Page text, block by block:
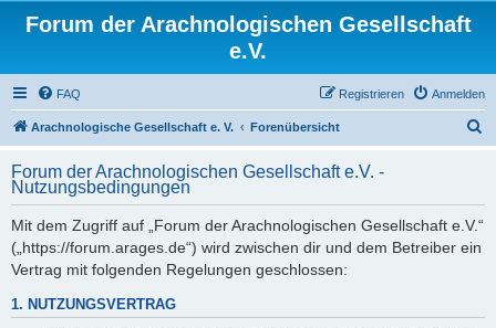
Forum der Arachnologischen Gesellschaft
e.V.
FAQ Anmelden
Registrieren
Arachnologische Gesellschaft e. V. Forenübersicht
h
Forum der Arachnologischen Gesellschaft e.V. -
Nutzungsbedingungen
Mit dem Zugriff auf „Forum der Arachnologischen Gesellschaft e.V.“
(„https://forum.arages.de“) wird zwischen dir und dem Betreiber ein
Vertrag mit folgenden Regelungen geschlossen:
1. NUTZUNGSVERTRAG